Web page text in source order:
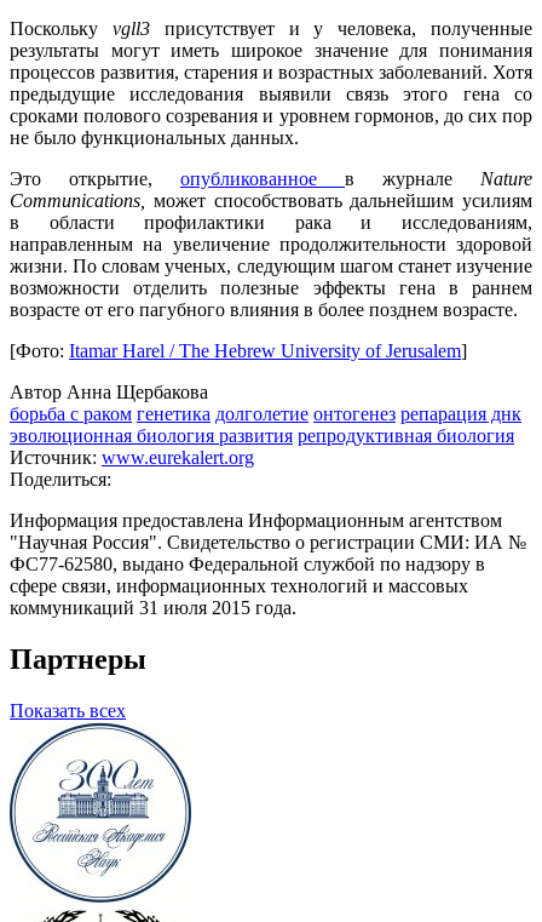
Поскольку vgll3присутствует и у человека, полученные
результаты могут иметь широкое значение для понимания
процессов развития, старения и возрастных заболеваний. Хотя
предыдущие исследования выявили связь этого гена со
сроками полового созревания и уровнем гормонов, до сих пор
не было функциональных данных.
Это открытие, опубликованное в журнале Nature
Communications, может способствовать дальнейшим усилиям
в области профилактики рака и исследованиям,
направленным на увеличение продолжительности здоровой
жизни. По словам ученых, следующим шагом станет изучение
возможности отделить полезные эффекты гена в раннем
возрасте от его пагубного влияния в более позднем возрасте.
[Фото: Itamar Harel / The Hebrew University of Jerusalem]
Автор Анна Щербакова
борьба с раком генетика долголетие онтогенез репарация днк
эволюционная биология развития репродуктивная биология
Источник: www.eurekalert.org
Поделиться:
Информация предоставлена Информационным агентством
"Научная Россия". Свидетельство о регистрации СМИ: ИА №
ФС77-62580, выдано Федеральной службой по надзору в
сфере связи, информационных технологий и массовых
коммуникаций 31 июля 2015 года.
Партнеры
Показать всех